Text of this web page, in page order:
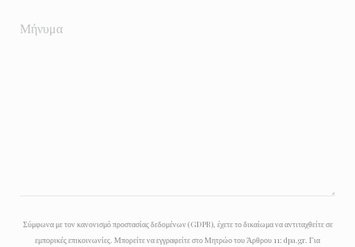
Σύμφωνα με τον κανονισμό προστασίας δεδομένων (GDPR), έχετε το δικαίωμα να αντιταχθείτε σε
εμπορικές επικοινωνίες. Μπορείτε να εγγραφείτε στο Μητρώο του Άρθρου 11: dpa.gr . Για